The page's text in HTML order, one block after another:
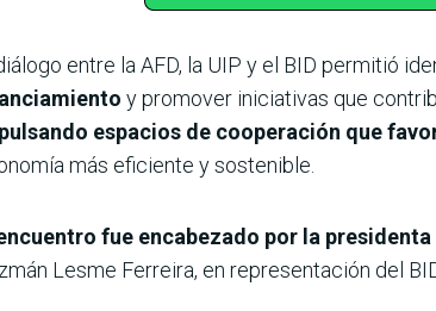
entre la AFD, la UIP y el BID permitió
y promover iniciativas que
espacios de cooperación que
más eficiente y sostenible.
fue encabezado por la presidenta
Lesme Ferreira, en representación del